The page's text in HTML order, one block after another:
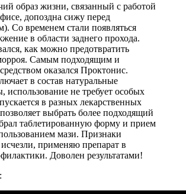
образ жизни, связанный с работой
допоздна сижу перед
Со временем стали появляться
в области заднего прохода.
как можно предотвратить
Самым подходящим и
оказался Проктонис.
в состав натуральные
использование не требует особых
в разных лекарственных
выбрать более подходящий
таблетированную форму и прием
мази. Признаки
исчезли, применяю препарат в
Доволен результатами!